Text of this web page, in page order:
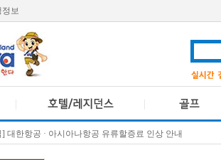
정보
대한항공 · 아시아나항공 유류할증료 인상 안내